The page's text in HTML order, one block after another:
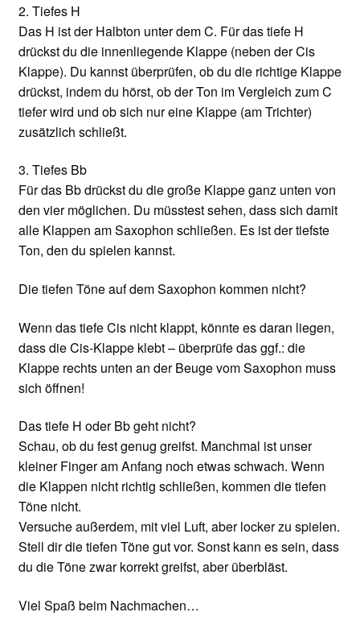
2. Tiefes H
Das H ist der Halbton unter dem C. Für das tiefe H
drückst du die innenliegende Klappe (neben der Cis
Klappe). Du kannst überprüfen, ob du die richtige Klappe
drückst, indem du hörst, ob der Ton im Vergleich zum C
tiefer wird und ob sich nur eine Klappe (am Trichter)
zusätzlich schließt.
3. Tiefes Bb
Für das Bb drückst du die große Klappe ganz unten von
den vier möglichen. Du müsstest sehen, dass sich damit
alle Klappen am Saxophon schließen. Es ist der tiefste
Ton, den du spielen kannst.
Die tiefen Töne auf dem Saxophon kommen nicht?
Wenn das tiefe Cis nicht klappt, könnte es daran liegen,
dass die Cis-Klappe klebt – überprüfe das ggf.: die
Klappe rechts unten an der Beuge vom Saxophon muss
sich öffnen!
Das tiefe H oder Bb geht nicht?
Schau, ob du fest genug greifst. Manchmal ist unser
kleiner Finger am Anfang noch etwas schwach. Wenn
die Klappen nicht richtig schließen, kommen die tiefen
Töne nicht.
Versuche außerdem, mit viel Luft, aber locker zu spielen.
Stell dir die tiefen Töne gut vor. Sonst kann es sein, dass
du die Töne zwar korrekt greifst, aber überbläst.
Viel Spaß beim Nachmachen…